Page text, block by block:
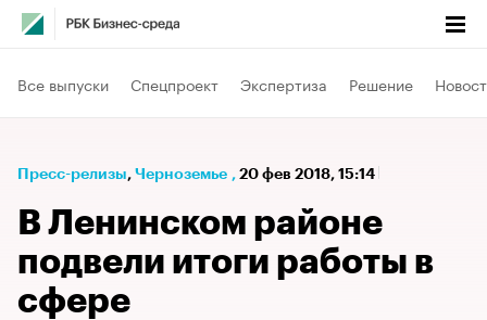
Все выпуски Спецпроект Экспертиза Решение
Пресс-релизы⁠, Черноземье , 20 фев 2018, 15:14
В Ленинском районе
подвели итоги работы в
сфере